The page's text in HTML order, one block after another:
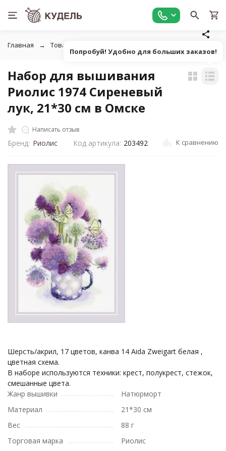
Главная Товары для вышивания
Набор для вышивания
Риолис 1974 Сиреневый
лук, 21*30 см в Омске
Написать отзыв
Бренд: Риолис Код артикула: 203492 К сравнению
Шерсть/акрил, 17 цветов, канва 14 Aida Zweigart белая ,
цветная схема.
В наборе используются техники: крест, полукрест, стежок,
смешанные цвета.
Жанр вышивки
Натюрморт
Материал
21*30 см
Вес
88 г
Торговая марка
Риолис
Попробуй! Удобно для больших заказов!